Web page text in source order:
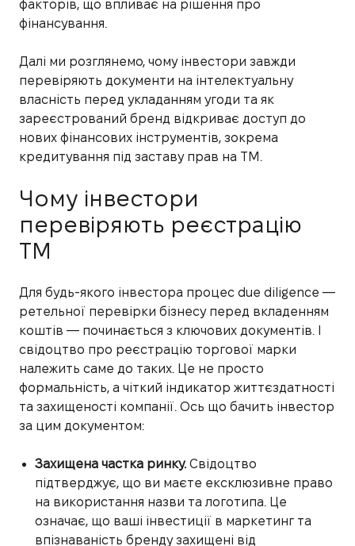
факторів, що впливає на рішення про
фінансування.
Далі ми розглянемо, чому інвестори завжди
перевіряють документи на інтелектуальну
власність перед укладанням угоди та як
зареєстрований бренд відкриває доступ до
нових фінансових інструментів, зокрема
кредитування під заставу прав на ТМ.
Чому інвестори
перевіряють реєстрацію
ТМ
Для будь-якого інвестора процес due diligence —
ретельної перевірки бізнесу перед вкладенням
коштів — починається з ключових документів. І
свідоцтво про реєстрацію торгової марки
належить саме до таких. Це не просто
формальність, а чіткий індикатор життєздатності
та захищеності компанії. Ось що бачить інвестор
за цим документом:
Захищена частка ринку. Свідоцтво
підтверджує, що ви маєте ексклюзивне право
на використання назви та логотипа. Це
означає, що ваші інвестиції в маркетинг та
впізнаваність бренду захищені від